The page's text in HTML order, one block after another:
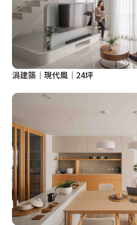
涓建築｜現代風｜24坪